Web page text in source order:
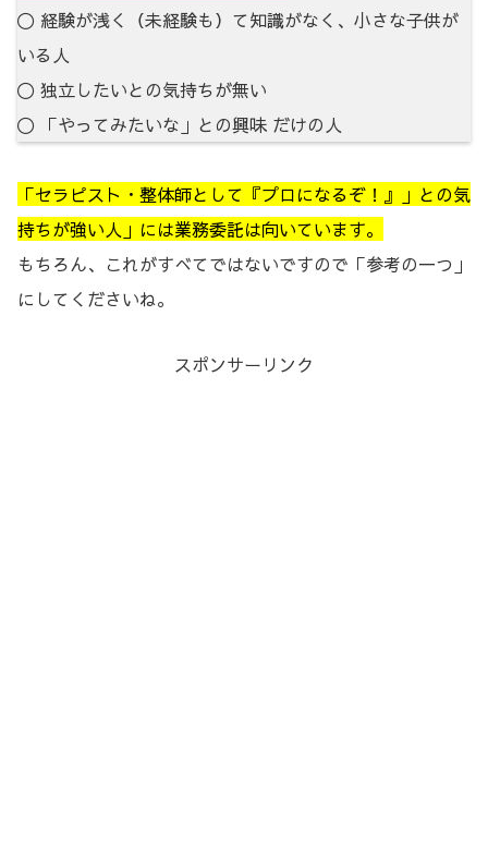
〇 経験が浅く（未経験も）て知識がなく、小さな子供が
いる人
〇 独立したいとの気持ちが無い
〇 「やってみたいな」との興味 だけの人
「セラピスト・整体師として『プロになるぞ！』」との気
持ちが強い人」には業務委託は向いています。
もちろん、これがすべてではないですので「参考の一つ」
にしてくださいね。
スポンサーリンク